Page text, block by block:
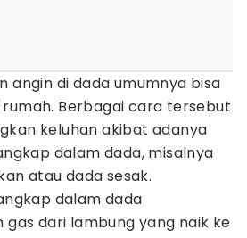
angin di dada umumnya bisa
rumah. Berbagai cara tersebut
keluhan akibat adanya
dalam dada, misalnya
atau dada sesak.
dalam dada
dari lambung yang naik ke